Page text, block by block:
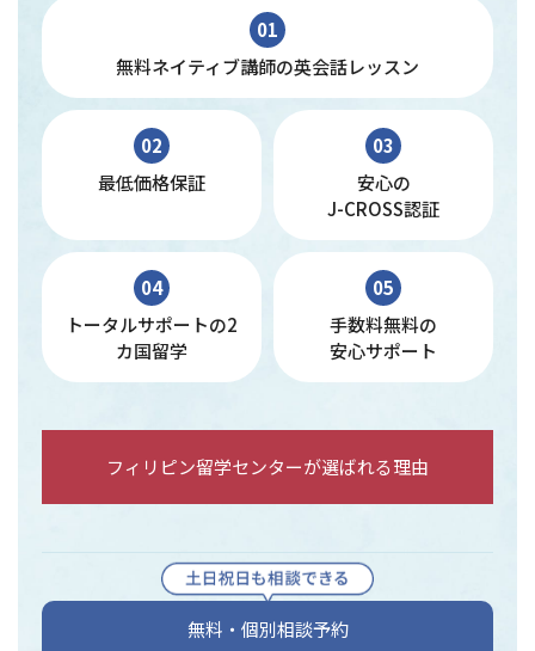
01
無料ネイティブ講師の英会話レッスン
02
最低価格保証
03
安心の
J-CROSS認証
04
トータルサポートの2
カ国留学
05
手数料無料の
安心サポート
フィリピン留学センターが選ばれる理由
無料・個別相談予約